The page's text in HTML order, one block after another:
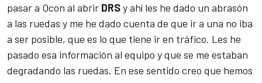
pasar a Ocon al abrir DRSy ahí les he dado un abrasón
a las ruedas y me he dado cuenta de que ir a una no iba
a ser posible, que es lo que tiene ir en tráfico. Les he
pasado esa información al equipo y que se me estaban
degradando las ruedas. En ese sentido creo que hemos